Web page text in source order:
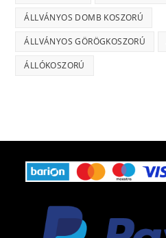
ÁLLVÁNYOS DOMB KOSZORÚ
ÁLLVÁNYOS GÖRÖGKOSZORÚ
ÁLLÓKOSZORÚ